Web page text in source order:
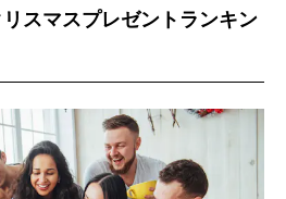
スマスプレゼントランキン